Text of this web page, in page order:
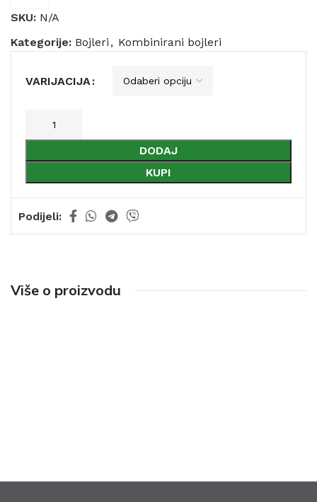
SKU: N/A
Kategorije: Bojleri , Kombinirani bojleri
VARIJACIJA
DODAJ
KUPI
Podijeli:
Više o proizvodu